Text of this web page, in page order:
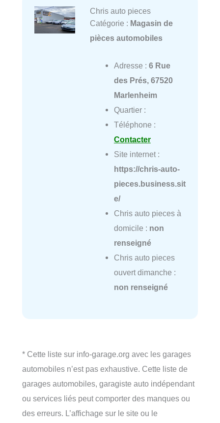
Chris auto pieces
Catégorie : Magasin de
pièces automobiles
Adresse : 6 Rue
des Prés, 67520
Marlenheim
Quartier :
Téléphone :
Contacter
Site internet :
https://chris-auto-
pieces.business.sit
e/
Chris auto pieces à
domicile : non
renseigné
Chris auto pieces
ouvert dimanche :
non renseigné
* Cette liste sur info-garage.org avec les garages
automobiles n’est pas exhaustive. Cette liste de
garages automobiles, garagiste auto indépendant
ou services liés peut comporter des manques ou
des erreurs. L’affichage sur le site ou le